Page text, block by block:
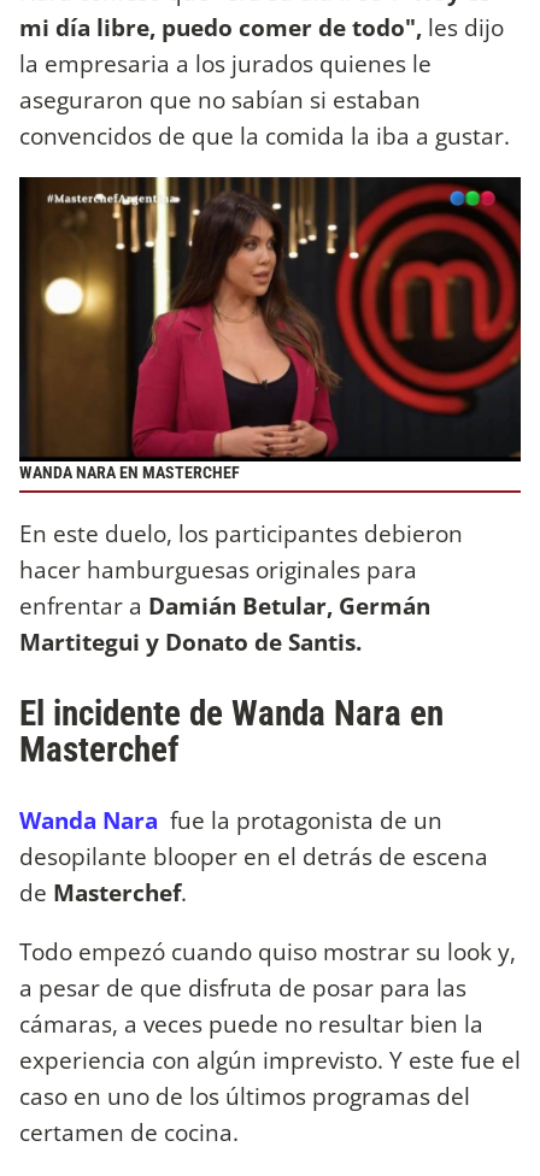
mi día libre, puedo comer de todo", les dijo
la empresaria a los jurados quienes le
aseguraron que no sabían si estaban
convencidos de que la comida la iba a gustar.
WANDA NARA EN MASTERCHEF
En este duelo, los participantes debieron
hacer hamburguesas originales para
enfrentar a Damián Betular, Germán
Martitegui y Donato de Santis.
El incidente de Wanda Nara en
Masterchef
Wanda Nara fue la protagonista de un
desopilante blooper en el detrás de escena
de Masterchef.
Todo empezó cuando quiso mostrar su look y,
a pesar de que disfruta de posar para las
cámaras, a veces puede no resultar bien la
experiencia con algún imprevisto. Y este fue el
caso en uno de los últimos programas del
certamen de cocina.